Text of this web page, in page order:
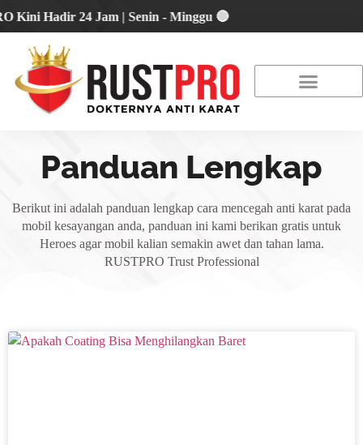
Hadir 24 Jam | Senin - Minggu 🔴
Panduan Lengkap
Berikut ini adalah panduan lengkap cara mencegah anti karat pada
mobil kesayangan anda, panduan ini kami berikan gratis untuk
Heroes agar mobil kalian semakin awet dan tahan lama.
RUSTPRO Trust Professional